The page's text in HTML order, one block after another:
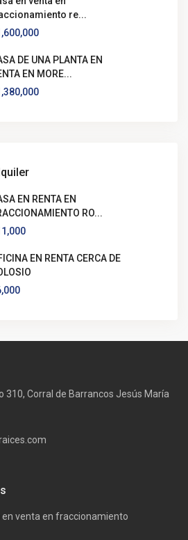
re...
DE UNA PLANTA EN
EN MORE...
EN RENTA EN
RO...
EN RENTA CERCA DE
310, Corral de Barrancos Jesús María
en venta en fraccionamiento